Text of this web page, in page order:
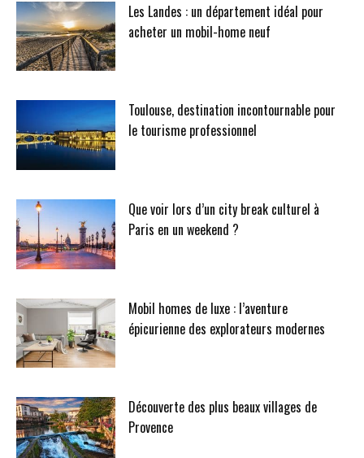
Les Landes : un département idéal pour
acheter un mobil-home neuf
Toulouse, destination incontournable pour
le tourisme professionnel
Que voir lors d’un city break culturel à
Paris en un weekend ?
Mobil homes de luxe : l’aventure
épicurienne des explorateurs modernes
Découverte des plus beaux villages de
Provence